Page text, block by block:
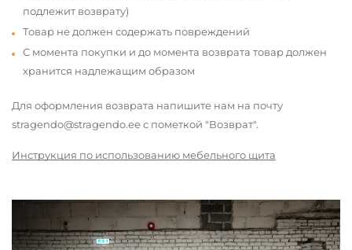
подлежит возврату)
Товар не должен содержать повреждений
С момента покупки и до момента возврата товар должен
хранится надлежащим образом
Для оформления возврата напишите нам на почту
stragendo@stragendo.ee с пометкой "Возврат".
Инструкция по использованию мебельного щита